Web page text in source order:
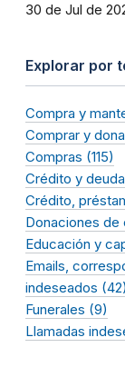
30 de Jul de
Explorar por
Compra y
Comprar y
Compras (115)
Crédito y
Crédito,
Donaciones de
Educación y
Emails,
indeseados (42)
Funerales (9)
Llamadas